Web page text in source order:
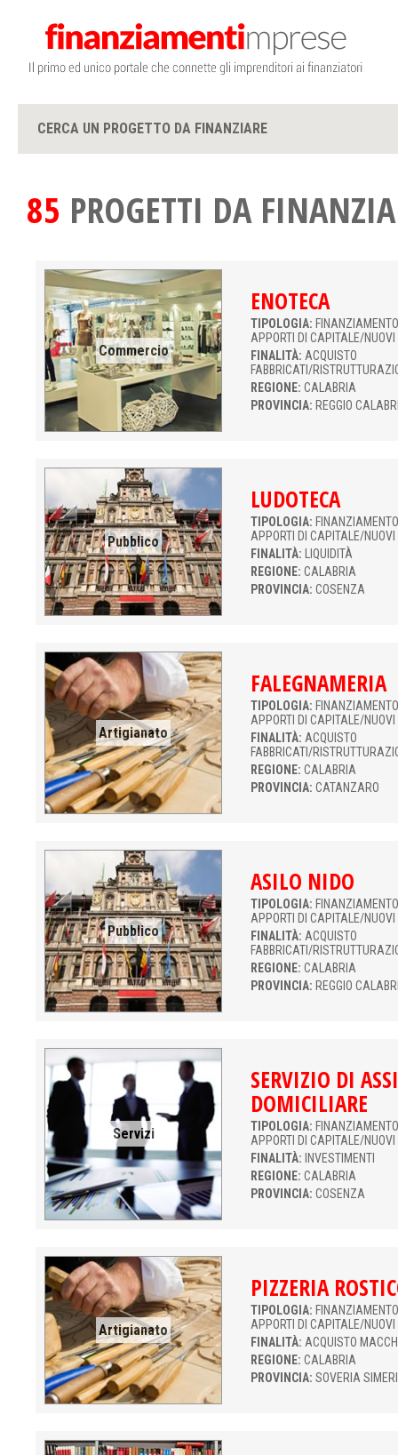
CERCA UN PROGETTO DA FINANZIARE
85 PROGETTI DA
Commercio
ENOTECA
TIPOLOGIA:
APPORTI DI CAPITALE/NUOVI
FINALITÀ: ACQUISTO
FABBRICATI/
REGIONE: CALABRIA
PROVINCIA: REGGIO
Pubblico
LUDOTECA
TIPOLOGIA:
APPORTI DI CAPITALE/NUOVI
FINALITÀ:
LIQUIDITÀ
REGIONE: CALABRIA
PROVINCIA: COSENZA
Artigianato
FALEGNAMERIA
TIPOLOGIA:
APPORTI DI CAPITALE/NUOVI
FINALITÀ: ACQUISTO
FABBRICATI/
REGIONE: CALABRIA
PROVINCIA: CATANZARO
Pubblico
ASILO NIDO
TIPOLOGIA:
APPORTI DI CAPITALE/NUOVI
FINALITÀ: ACQUISTO
FABBRICATI/
REGIONE: CALABRIA
PROVINCIA: REGGIO
Servizi
SERVIZIO DI
DOMICILIARE
TIPOLOGIA:
APPORTI DI CAPITALE/NUOVI
FINALITÀ: INVESTIMENTI
REGIONE: CALABRIA
PROVINCIA: COSENZA
Artigianato
PIZZERIA
TIPOLOGIA:
APPORTI DI CAPITALE/NUOVI
FINALITÀ: ACQUISTO
REGIONE: CALABRIA
PROVINCIA: SOVERIA